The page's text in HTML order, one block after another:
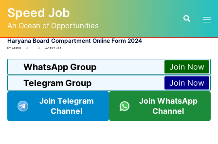
content
Speed Job
An Ocean of Opportunities
Search
Haryana Board Compartment Online Form 2024
BY ADMIN LATEST JOB
WhatsApp Group Join Now
Telegram Group
Join Now
Join Telegram
Channel
Join WhatsApp
Channel